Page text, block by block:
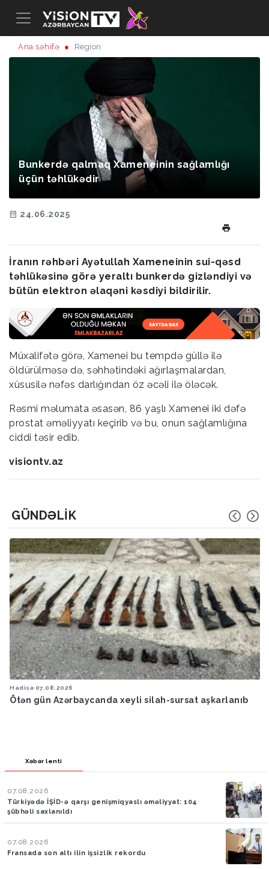
Ana səhifə Region
Bunkerdə qalmaq Xameneinin sağlamlığı
üçün təhlükədir
24.06.2025
İranın rəhbəri Ayətullah Xameneinin sui-qəsd
təhlükəsinə görə yeraltı bunkerdə gizləndiyi və
bütün elektron əlaqəni kəsdiyi bildirilir.
Müxalifətə görə, Xamenei bu tempdə güllə ilə
öldürülməsə də, səhhətindəki ağırlaşmalardan,
xüsusilə nəfəs darlığından öz əcəli ilə öləcək.
Rəsmi məlumata əsasən, 86 yaşlı Xamenei iki dəfə
prostat əməliyyatı keçirib və bu, onun sağlamlığına
ciddi təsir edib.
visiontv.az
GÜNDƏLIK
Hadisə 07.08.2026
Ötən gün Azərbaycanda xeyli silah-sursat aşkarlanıb
Xəbər lenti
07.08.2026
Türkiyədə İŞİD-ə qarşı genişmiqyaslı əməliyyat: 104
şübhəli saxlanıldı
07.08.2026
Fransada son altı ilin işsizlik rekordu